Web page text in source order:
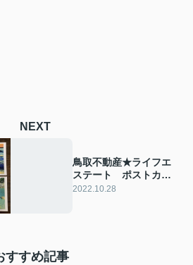
NEXT
鳥取不動産★ライフエ
ステート ポストカー
ド
2022.10.28
すすめ記事